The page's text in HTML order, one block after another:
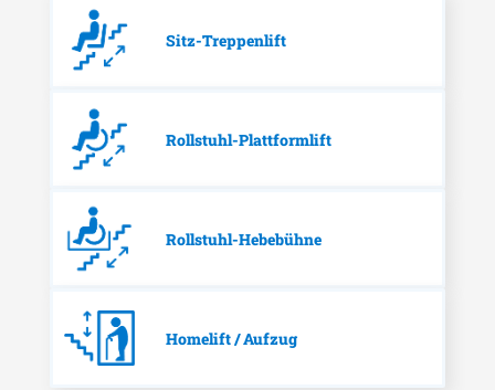
Sitz-Treppenlift
Rollstuhl-Plattformlift
Rollstuhl-Hebebühne
Homelift / Aufzug